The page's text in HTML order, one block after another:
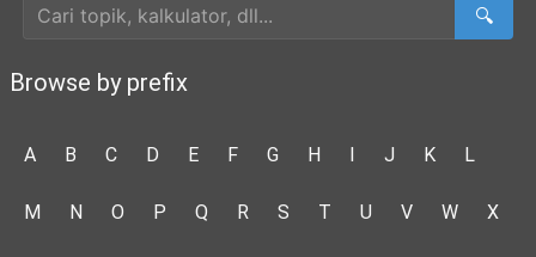
🔍
Browse by prefix
A B C D E F G H I J K L
M N O P Q R S T U V W X